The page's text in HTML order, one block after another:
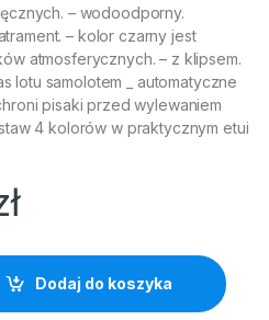
– wodoodporny.
– kolor czarny jest
atmosferycznych. – z klipsem.
lotu samolotem _ automatyczne
pisaki przed wylewaniem
4 kolorów w praktycznym etui
0.8-1.0 quantity
Dodaj do koszyka